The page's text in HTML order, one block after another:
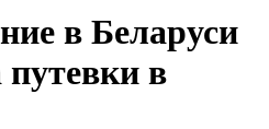
в Беларуси
в